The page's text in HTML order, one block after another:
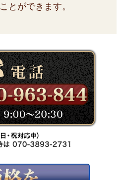
とができます。